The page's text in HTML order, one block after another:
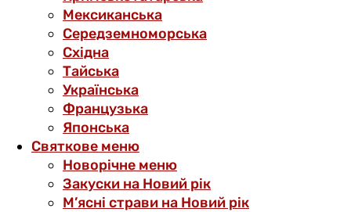
Мексиканська
Середземноморська
Східна
Тайська
Українська
Французька
Японська
Святкове меню
Новорічне меню
Закуски на Новий рік
М’ясні страви на Новий рік